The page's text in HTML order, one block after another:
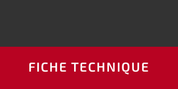
FICHE TECHNIQUE